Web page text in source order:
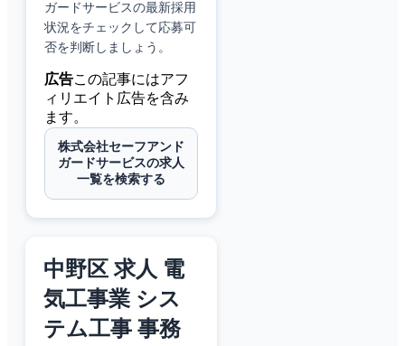
ガードサービスの最新採用
状況をチェックして応募可
否を判断しましょう。
広告この記事にはアフ
ィリエイト広告を含み
ます。
株式会社セーフアンド
ガードサービスの求人
一覧を検索する
中野区 求人 電
気工事業 シス
テム工事 事務